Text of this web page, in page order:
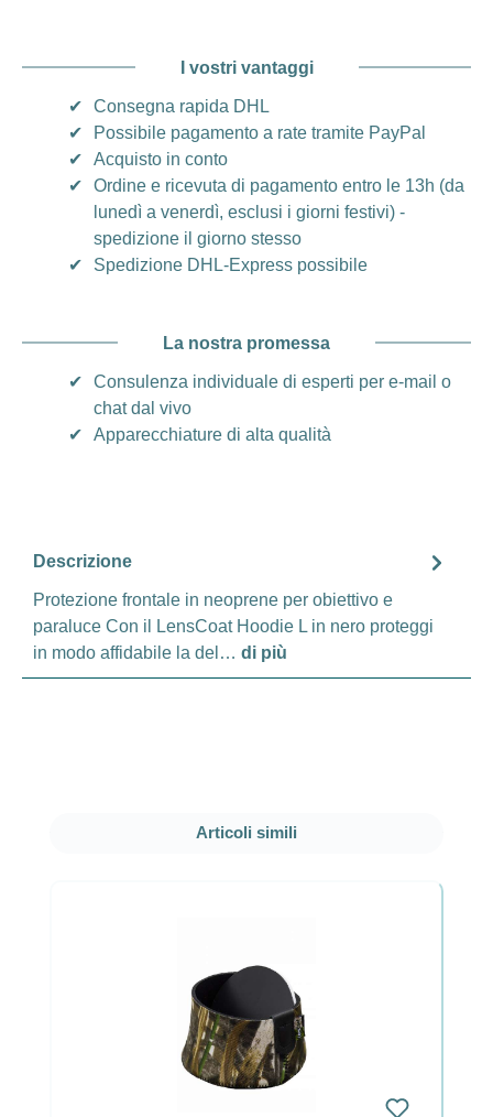
I vostri vantaggi
✔
Consegna rapida DHL
✔
Possibile pagamento a rate tramite PayPal
✔
Acquisto in conto
✔
Ordine e ricevuta di pagamento entro le 13h (da
lunedì a venerdì, esclusi i giorni festivi) -
spedizione il giorno stesso
✔
Spedizione DHL-Express possibile
La nostra promessa
✔
Consulenza individuale di esperti per e-mail o
chat dal vivo
✔
Apparecchiature di alta qualità
Descrizione
Protezione frontale in neoprene per obiettivo e
paraluce Con il LensCoat Hoodie L in nero proteggi
in modo affidabile la del… di più
Salta la galleria dei prodotti
Articoli simili